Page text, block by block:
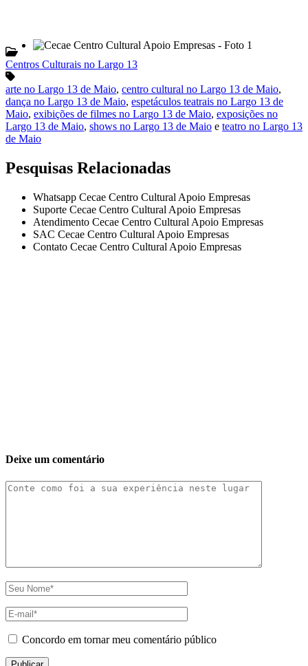
Centros Culturais no Largo 13
arte no Largo 13 de Maio, centro cultural no Largo 13 de Maio,
dança no Largo 13 de Maio, espetáculos teatrais no Largo 13 de
Maio, exibições de filmes no Largo 13 de Maio, exposições no
Largo 13 de Maio, shows no Largo 13 de Maio e teatro no Largo 13
de Maio
Pesquisas Relacionadas
Whatsapp Cecae Centro Cultural Apoio Empresas
Suporte Cecae Centro Cultural Apoio Empresas
Atendimento Cecae Centro Cultural Apoio Empresas
SAC Cecae Centro Cultural Apoio Empresas
Contato Cecae Centro Cultural Apoio Empresas
Deixe um comentário
Concordo em tornar meu comentário público